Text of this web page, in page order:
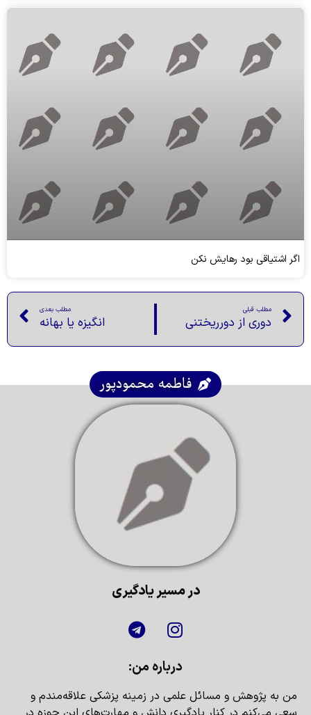
اگر اشتیاقی بود رهایش نکن
مطلب قبلی
دوری از دورریختنی
مطلب بعدی
انگیزه یا بهانه
فاطمه محمودپور
در مسیر یادگیری
درباره من:
من به پژوهش و مسائل علمی در زمینه پزشکی علاقه‌مندم و